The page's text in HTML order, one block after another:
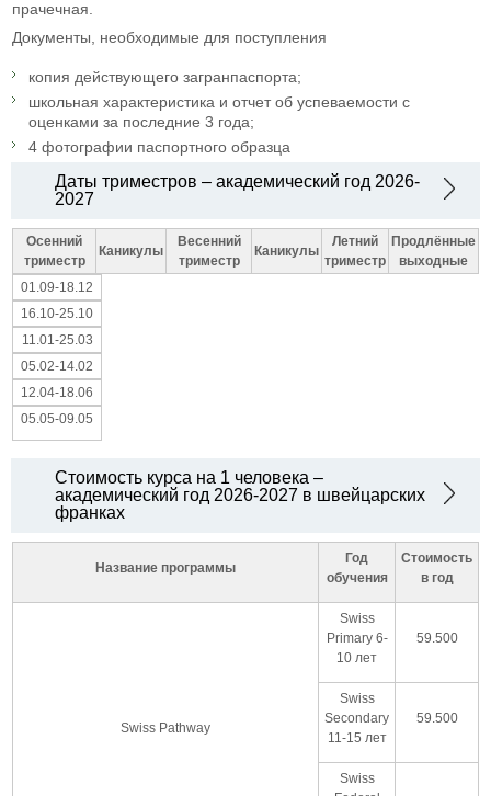
прачечная.
Документы, необходимые для поступления
копия действующего загранпаспорта;
школьная характеристика и отчет об успеваемости с
оценками за последние 3 года;
4 фотографии паспортного образца
Даты триместров – академический год 2026-
2027
Осенний
триместр
Каникулы
Весенний
триместр
Каникулы
Летний
триместр
Продлённые
выходные
01.09-18.12
16.10-25.10
11.01-25.03
05.02-14.02
12.04-18.06
05.05-09.05
Стоимость курса на 1 человека –
академический год 2026-2027 в швейцарских
франках
Название программы
Год
обучения
Стоимость
в год
Swiss Pathway
Swiss
Primary 6-
10 лет
59.500
Swiss
Secondary
11-15 лет
59.500
Swiss